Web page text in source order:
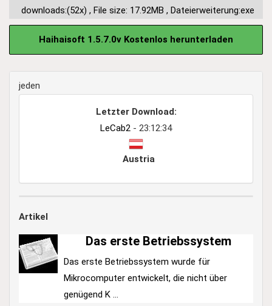
downloads:(52x) , File size: 17.92MB , Dateierweiterung:exe
Haihaisoft 1.5.7.0v Kostenlos herunterladen
jeden
Letzter Download:
LeCab2 - 23:12:34
Austria
Artikel
Das erste Betriebssystem
Das erste Betriebssystem wurde für
Mikrocomputer entwickelt, die nicht über
genügend K ...